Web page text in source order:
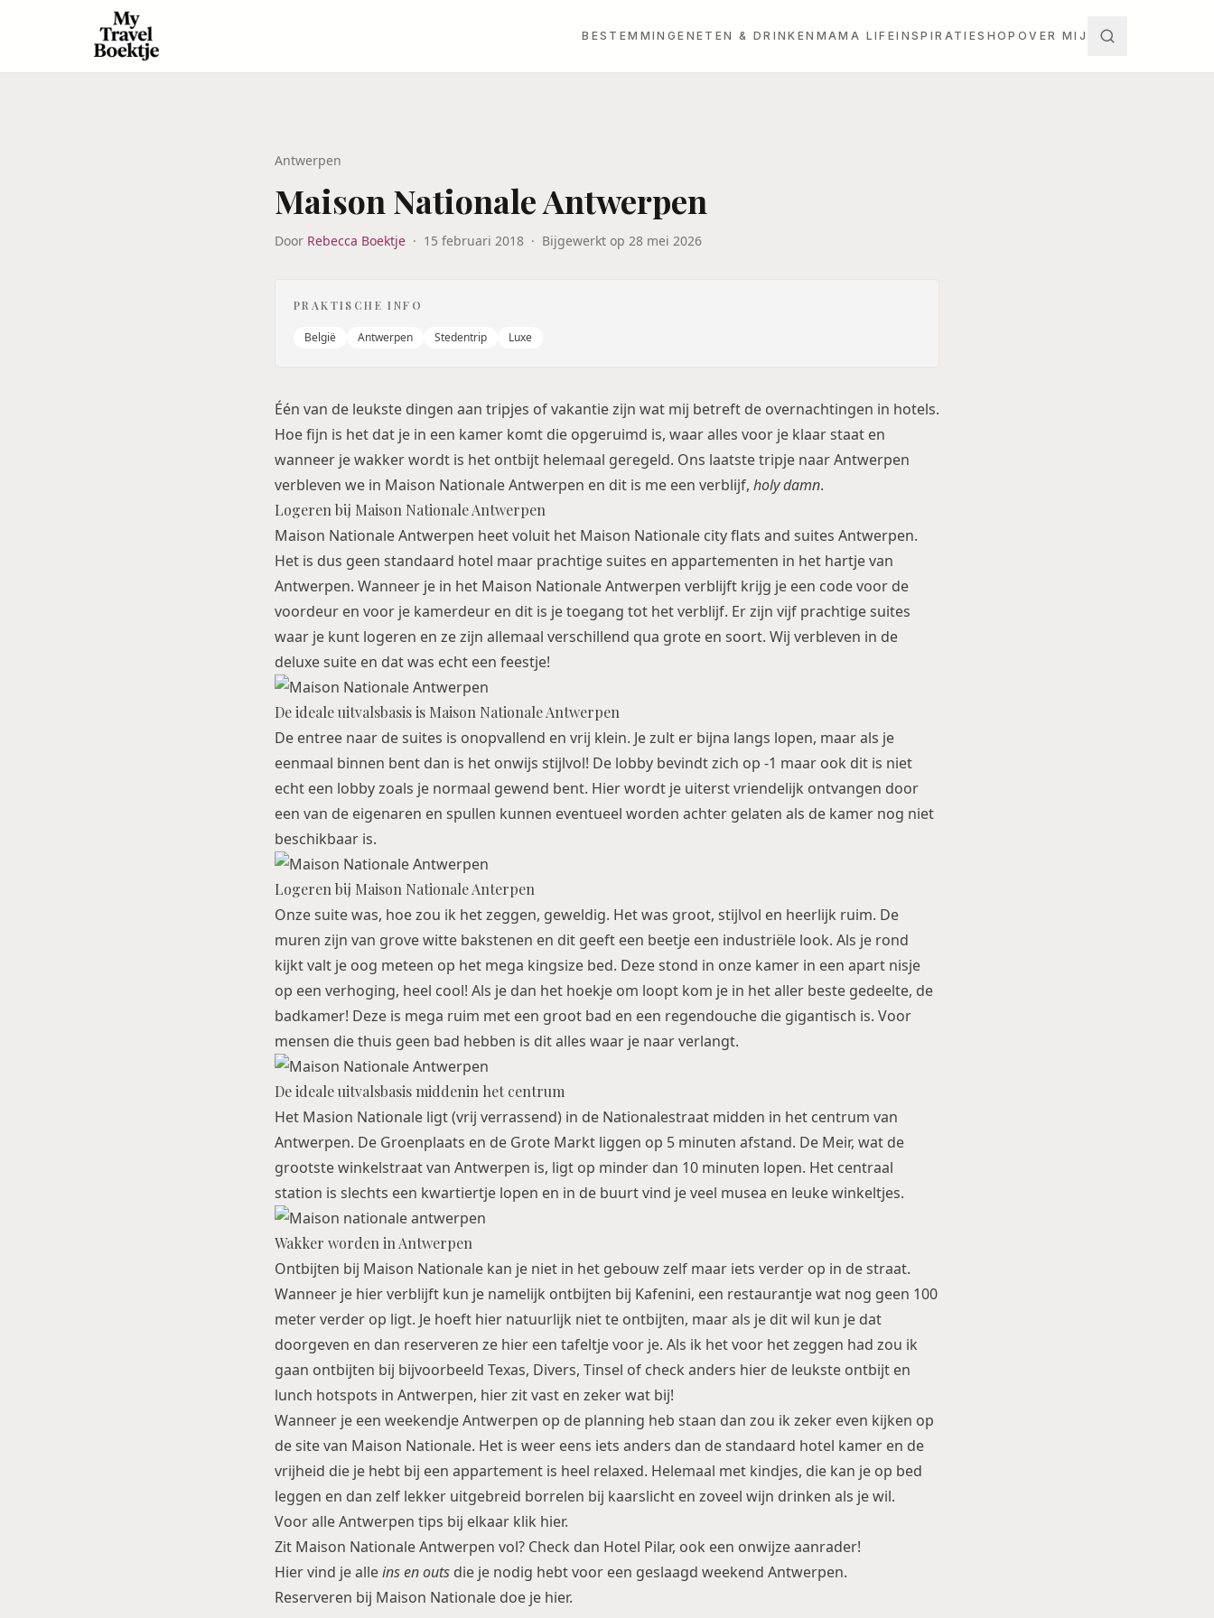
BESTEMMINGEN ETEN & DRINKEN MAMA LIFEINSPIRATIESHOP OVER MIJ
Antwerpen
Maison Nationale Antwerpen
Door Rebecca Boektje · 15 februari 2018 · Bijgewerkt op 28 mei 2026
PRAKTISCHE INFO
België Antwerpen Stedentrip Luxe
Één van de leukste dingen aan tripjes of vakantie zijn wat mij betreft de overnachtingen in hotels.
Hoe fijn is het dat je in een kamer komt die opgeruimd is, waar alles voor je klaar staat en
wanneer je wakker wordt is het ontbijt helemaal geregeld. Ons laatste tripje naarAntwerpen
verbleven we in Maison Nationale Antwerpen en dit is me een verblijf, holy damn.
Logeren bij Maison Nationale Antwerpen
Maison Nationale Antwerpen heet voluit het Maison Nationale city flats and suites Antwerpen.
Het is dus geen standaard hotel maar prachtige suites en appartementen in het hartje van
Antwerpen. Wanneer je in het Maison Nationale Antwerpen verblijft krijg je een code voor de
voordeur en voor je kamerdeur en dit is je toegang tot het verblijf. Er zijn vijf prachtige suites
waar je kunt logeren en ze zijn allemaal verschillend qua grote en soort. Wij verbleven in de
deluxe suite en dat was echt een feestje!
De ideale uitvalsbasis is Maison Nationale Antwerpen
De entree naar de suites is onopvallend en vrij klein. Je zult er bijna langs lopen, maar als je
eenmaal binnen bent dan is het onwijs stijlvol! De lobby bevindt zich op -1 maar ook dit is niet
echt een lobby zoals je normaal gewend bent. Hier wordt je uiterst vriendelijk ontvangen door
een van de eigenaren en spullen kunnen eventueel worden achter gelaten als de kamer nog niet
beschikbaar is.
Logeren bij Maison Nationale Anterpen
Onze suite was, hoe zou ik het zeggen, geweldig. Het was groot, stijlvol en heerlijk ruim. De
muren zijn van grove witte bakstenen en dit geeft een beetje een industriële look. Als je rond
kijkt valt je oog meteen op het mega kingsize bed. Deze stond in onze kamer in een apart nisje
op een verhoging, heel cool! Als je dan het hoekje om loopt kom je in het aller beste gedeelte, de
badkamer! Deze is mega ruim met een groot bad en een regendouche die gigantisch is. Voor
mensen die thuis geen bad hebben is dit alles waar je naar verlangt.
De ideale uitvalsbasis middenin het centrum
Het Masion Nationale ligt (vrij verrassend) in de Nationalestraat midden in het centrum van
Antwerpen. De Groenplaats en de Grote Markt liggen op 5 minuten afstand. De Meir, wat de
grootste winkelstraat van Antwerpen is, ligt op minder dan 10 minuten lopen. Het centraal
station is slechts een kwartiertje lopen en in de buurt vind je veel musea en leuke winkeltjes.
Wakker worden in Antwerpen
Ontbijten bij Maison Nationale kan je niet in het gebouw zelf maar iets verder op in de straat.
Wanneer je hier verblijft kun je namelijk ontbijten bij Kafenini, een restaurantje wat nog geen 100
meter verder op ligt. Je hoeft hier natuurlijk niet te ontbijten, maar als je dit wil kun je dat
doorgeven en dan reserveren ze hier een tafeltje voor je. Als ik het voor het zeggen had zou ik
gaan ontbijten bij bijvoorbeeld Texas, Divers, Tinsel of check anders hier de leukste ontbijt en
lunch hotspots in Antwerpen, hier zit vast en zeker wat bij!
Wanneer je een weekendje Antwerpen op de planning heb staan dan zou ik zeker even kijken op
de site van Maison Nationale. Het is weer eens iets anders dan de standaard hotel kamer en de
vrijheid die je hebt bij een appartement is heel relaxed. Helemaal met kindjes, die kan je op bed
leggen en dan zelf lekker uitgebreid borrelen bij kaarslicht en zoveel wijn drinken als je wil.
Voor alle Antwerpen tips bij elkaar klik hier.
Zit Maison Nationale Antwerpen vol? Check dan Hotel Pilar, ook een onwijze aanrader!
Hier vind je alleins en outs die je nodig hebt voor een geslaagd weekend Antwerpen.
Reserveren bij Maison Nationale doe je hier.